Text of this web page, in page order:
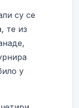
су се
те из
у